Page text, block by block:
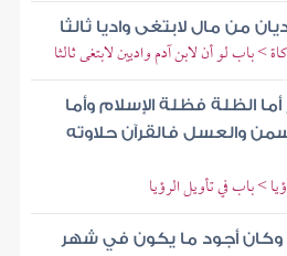
من مال لابتغى واديا ثالثا
باب لو أن لابن آدم واديين لابتغى ثالثا
أما الظلة فظلة الإسلام وأما
والعسل فالقرآن حلاوته
> باب في تأويل الرؤيا
وكان أجود ما يكون في شهر